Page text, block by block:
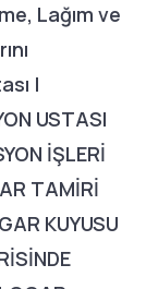
Lağım ve
|
USTASI
İŞLERİ
TAMİRİ
KUYUSU